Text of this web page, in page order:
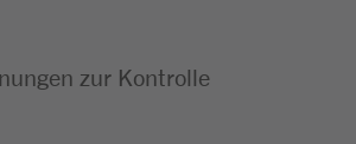
zur Kontrolle